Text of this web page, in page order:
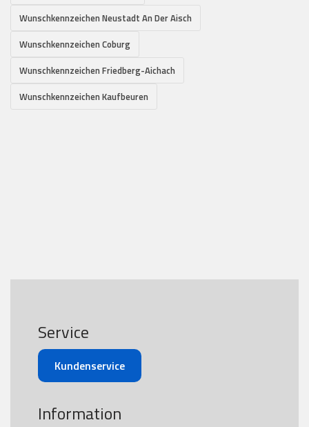
Wunschkennzeichen Neustadt An Der Aisch
Wunschkennzeichen Coburg
Wunschkennzeichen Friedberg-Aichach
Wunschkennzeichen Kaufbeuren
Service
Kundenservice
Information